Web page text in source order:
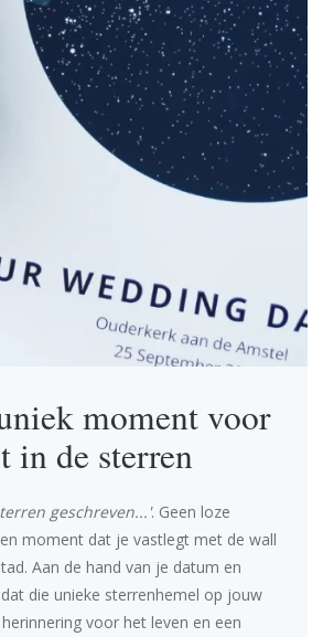
moment voor
in de sterren
geschreven...' . Geen loze
moment dat je vastlegt met de wall
Aan de hand van je datum en
die unieke sterrenhemel op jouw
voor het leven en een